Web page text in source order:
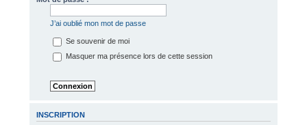
J’ai oublié mon mot de passe
Se souvenir de moi
Masquer ma présence lors de cette session
INSCRIPTION